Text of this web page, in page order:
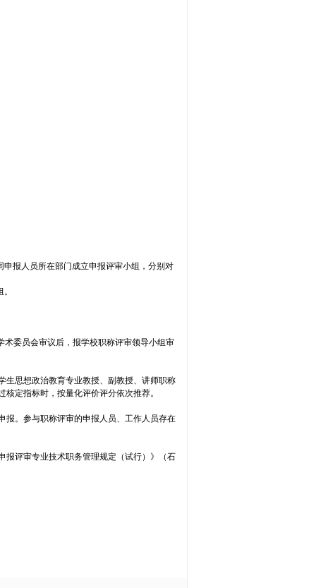
报人员所在部门成立申报评审小组，分别对
术委员会审议后，报学校职称评审领导小组审
生思想政治教育专业教授、副教授、讲师职称
定指标时，按量化评价评分依次推荐。
报。参与职称评审的申报人员、工作人员存在
报评审专业技术职务管理规定（试行）》（石